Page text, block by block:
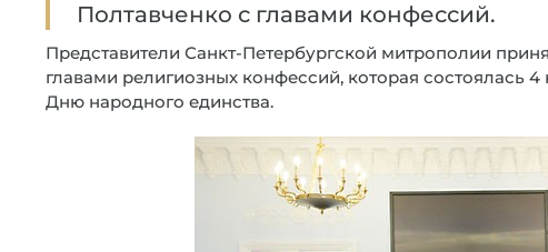
Полтавченко с главами конфессий.
Представители Санкт-Петербургской митрополии
главами религиозных конфессий, которая
Дню народного единства.